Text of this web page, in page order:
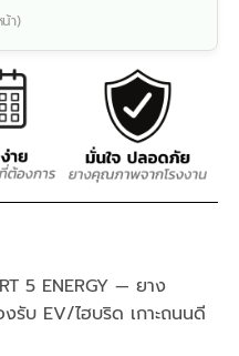
า)
5 ENERGY — ยาง
รับ EV/ไฮบริด เกาะถนนดี